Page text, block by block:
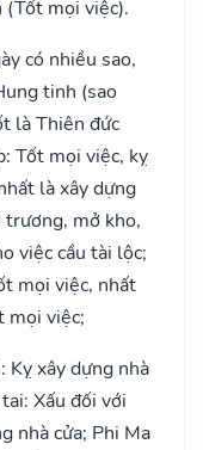
mọi việc).
có nhiều sao,
tinh (sao
là Thiên đức
Tốt mọi việc, kỵ
là xây dựng
trương, mở kho,
việc cầu tài lộc;
mọi việc, nhất
mọi việc;
Kỵ xây dựng nhà
Xấu đối với
nhà cửa; Phi Ma